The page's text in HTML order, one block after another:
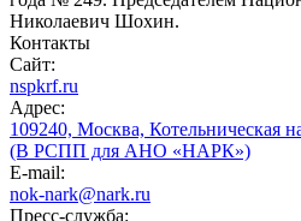
Николаевич Шохин.
Контакты
Сайт:
nspkrf.ru
Адрес:
109240, Москва, Котельническая
(В РСПП для АНО «НАРК»)
E-mail:
nok-nark@nark.ru
Пресс-служба: